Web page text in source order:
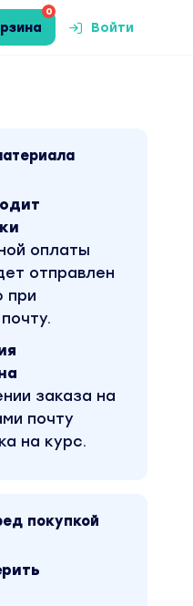
0
Войти
оплаты
отправлен
при
заказа на
почту
на курс.
покупкой